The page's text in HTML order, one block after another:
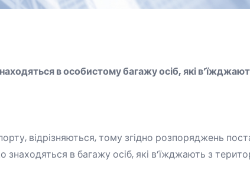
в особистому багажу осіб, які
відрізняються, тому згідно розпоряджень
в багажу осіб, які в’їжджають з